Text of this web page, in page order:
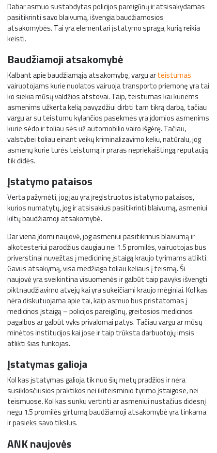
Dabar asmuo sustabdytas policijos pareigūnų ir atsisakydamas
pasitikrinti savo blaivumą, išvengia baudžiamosios
atsakomybės. Tai yra elementari įstatymo spraga, kurią reikia
keisti.
Baudžiamoji atsakomybė
Kalbant apie baudžiamąją atsakomybę, vargu arteistumas
vairuotojams kurie nuolatos vairuoja transporto priemonę yra tai
ko siekia mūsų valdžios atstovai. Taip, teistumas kai kuriems
asmenims užkerta kelią pavyzdžiui dirbti tam tikrą darbą, tačiau
vargu ar su teistumu kylančios pasekmės yra įdomios asmenims
kurie sėdo ir toliau sės už automobilio vairo išgėrę. Tačiau,
valstybei toliau einant veikų kriminalizavimo keliu, natūralu, jog
asmenų kurie turės teistumą ir praras nepriekaištingą reputaciją
tik didės.
Įstatymo pataisos
Verta pažymėti, jog jau yra įregistruotos įstatymo pataisos,
kurios numatytų, jog ir atsisakius pasitikrinti blaivumą, asmeniui
kiltų baudžiamoji atsakomybė.
Dar viena įdomi naujovė, jog asmeniui pasitikrinus blaivumą ir
alkotesteriui parodžius daugiau nei 1.5 promilės, vairuotojas bus
priverstinai nuvežtas į medicininę įstaigą kraujo tyrimams atlikti.
Gavus atsakymą, visa medžiaga toliau keliaus į teismą. Ši
naujovė yra sveikintina visuomenės ir galbūt taip pavyks išvengti
piktnaudžiavimo atvejų kai yra sukeičiami kraujo mėginiai. Kol kas
nėra diskutuojama apie tai, kaip asmuo bus pristatomas į
medicinos įstaigą – policijos pareigūnų, greitosios medicinos
pagalbos ar galbūt vyks privalomai patys. Tačiau vargu ar mūsų
minėtos institucijos kai jose ir taip trūksta darbuotojų imsis
atlikti šias funkcijas.
Įstatymas galioja
Kol kas įstatymas galioja tik nuo šių metų pradžios ir nėra
susiklosčiusios praktikos nei ikiteisminio tyrimo įstaigose, nei
teismuose. Kol kas sunku vertinti ar asmeniui nustačius didesnį
negu 1.5 promilės girtumą baudžiamoji atsakomybė yra tinkama
ir pasieks savo tikslus.
ANK naujovės